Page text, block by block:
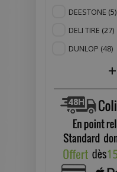
DEESTONE (5)
DELI TIRE (27)
DUNLOP (48)
+